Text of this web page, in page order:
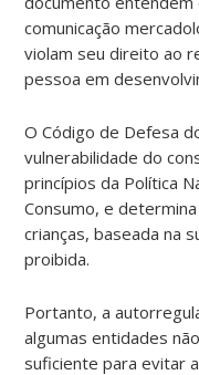
comunicação
violam seu direito ao
pessoa em
O Código de Defesa
vulnerabilidade do
princípios da Política
Consumo, e
crianças, baseada na
proibida.
Portanto, a
algumas entidades
suficiente para evitar